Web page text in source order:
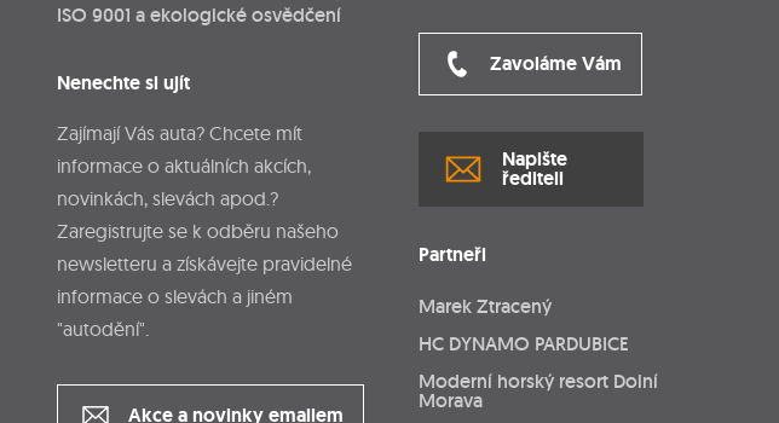
ISO 9001 a ekologické osvědčení
Nenechte si ujít
Zajímají Vás auta? Chcete mít
informace o aktuálních akcích,
novinkách, slevách apod.?
Zaregistrujte se k odběru našeho
newsletteru a získávejte pravidelné
informace o slevách a jiném
"autodění".
Akce a novinky emailem
Zavoláme Vám
Napište
řediteli
Partneři
Marek Ztracený
HC DYNAMO PARDUBICE
Moderní horský resort Dolní
Morava